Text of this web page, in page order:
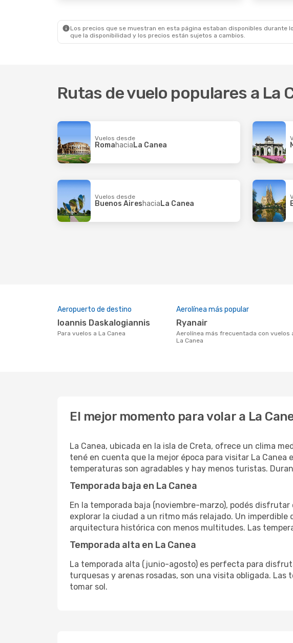
- Roma
La Canea
- Barcelona
Los precios que se muestran en esta página estaban disponibles
que la disponibilidad y los precios están sujetos a cambios.
Rutas de vuelo populares a La
Vuelos desde
RomahaciaLa Canea
Vuelos desde
Buenos AireshaciaLa Canea
Aeropuerto de destino
Ioannis Daskalogiannis
Para vuelos a La Canea
Aerolínea más popular
Ryanair
Aerolínea más frecuentada con vuelos a
La Canea
El mejor momento para volar a La
La Canea, ubicada en la isla de Creta, ofrece un clima
tené en cuenta que la mejor época para visitar La
temperaturas son agradables y hay menos turistas.
Temporada baja en La Canea
En la temporada baja (noviembre-marzo), podés
explorar la ciudad a un ritmo más relajado. Un
arquitectura histórica con menos multitudes. Las
Temporada alta en La Canea
La temporada alta (junio-agosto) es perfecta para
turquesas y arenas rosadas, son una visita obligada.
tomar sol.